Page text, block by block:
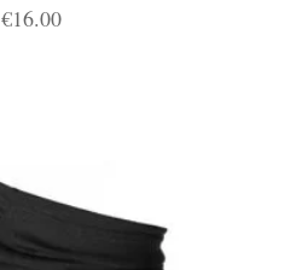
€16.00